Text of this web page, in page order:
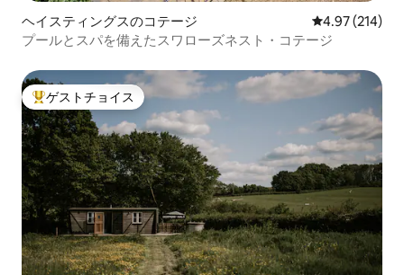
ヘイスティングスのコテージ レビュー214
4.97 (214)
プールとスパを備えたスワローズネスト・コテージ
大好評のゲストチョイスです。
ゲストチョイス